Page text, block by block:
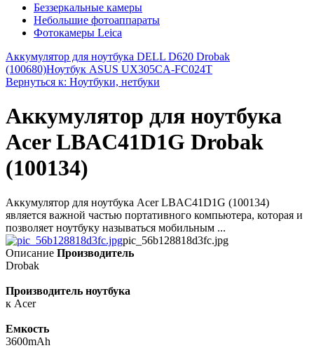
Беззеркальные камеры
Небольшие фотоаппараты
Фотокамеры Leica
Аккумулятор для ноутбука DELL D620 Drobak
(100680)Ноутбук ASUS UX305CA-FC024T
Вернуться к: Ноутбуки, нетбуки
Аккумулятор для ноутбука
Acer LBAC41D1G Drobak
(100134)
Аккумулятор для ноутбука Acer LBAC41D1G (100134)
является важной частью портативного компьютера, которая и
позволяет ноутбуку называться мобильным ...
pic_56b128818d3fc.jpg
Описание Производитель
Drobak
Производитель ноутбука
к Acer
Емкость
3600mAh